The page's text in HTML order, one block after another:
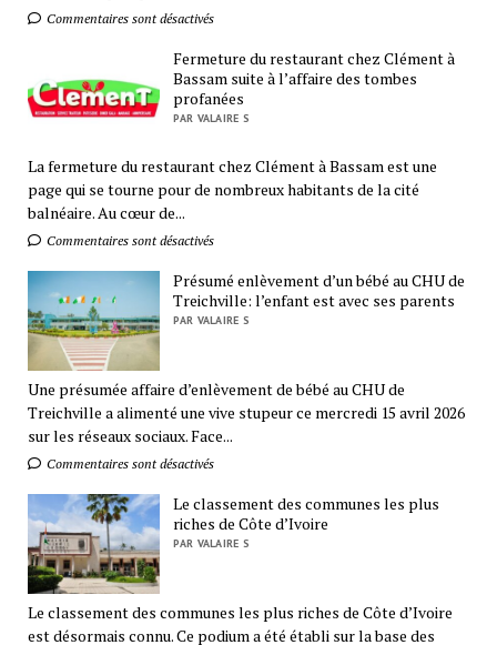
Commentaires sont désactivés
Fermeture du restaurant chez Clément à
Bassam suite à l’affaire des tombes
profanées
PAR VALAIRE S
La fermeture du restaurant chez Clément à Bassam est une
page qui se tourne pour de nombreux habitants de la cité
balnéaire. Au cœur de...
Commentaires sont désactivés
Présumé enlèvement d’un bébé au CHU de
Treichville: l’enfant est avec ses parents
PAR VALAIRE S
Une présumée affaire d’enlèvement de bébé au CHU de
Treichville a alimenté une vive stupeur ce mercredi 15 avril 2026
sur les réseaux sociaux. Face...
Commentaires sont désactivés
Le classement des communes les plus
riches de Côte d’Ivoire
PAR VALAIRE S
Le classement des communes les plus riches de Côte d’Ivoire
est désormais connu. Ce podium a été établi sur la base des